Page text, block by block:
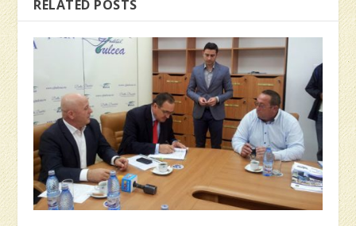
RELATED POSTS